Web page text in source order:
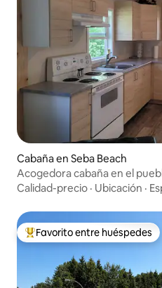
Cabaña en Seba Beach
Acogedora cabaña en el
Calidad-precio · Ubicación ·
Favorito entre huéspedes
Favorito entre huéspedes